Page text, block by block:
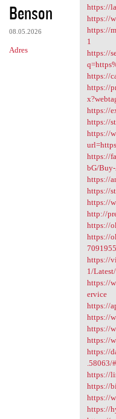
Benson
08.05.2026
Adres
https://
https://
https://
1
https://
https://
https://
https://
https://
https://
https://
bG/
https://
https://
https://
http://
https://
https://
https://
1/Latest/
https://
ervice
https://
https://
https://
https://
https://
.58063/
https://
https://
https://
https://